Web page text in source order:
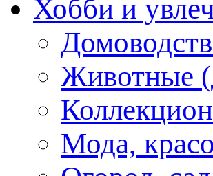
Хобби и
Животные
Мода,